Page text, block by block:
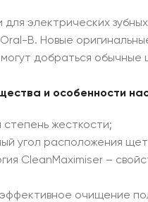
для электрических
B. Новые
добраться обычные
и особенности
степень жесткости;
угол расположения
CleanMaximiser –
очищение